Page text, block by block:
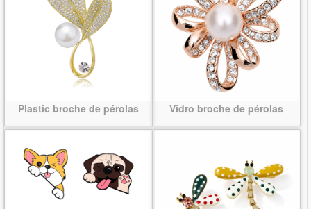
Plastic broche de pérolas Vidro broche de pérolas